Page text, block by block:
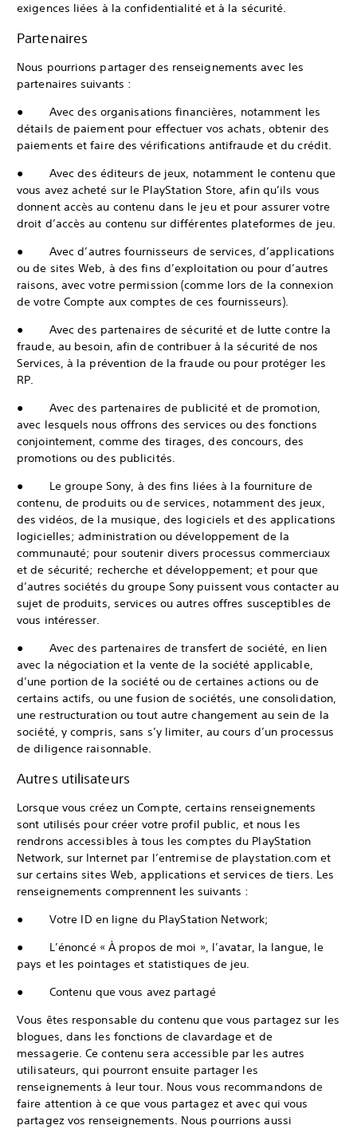
exigences liées à la confidentialité et à la sécurité.
Partenaires
Nous pourrions partager des renseignements avec les
partenaires suivants :
● Avec des organisations financières, notamment les
détails de paiement pour effectuer vos achats, obtenir des
paiements et faire des vérifications antifraude et du crédit.
● Avec des éditeurs de jeux, notamment le contenu que
vous avez acheté sur le PlayStation Store, afin qu’ils vous
donnent accès au contenu dans le jeu et pour assurer votre
droit d’accès au contenu sur différentes plateformes de jeu.
● Avec d’autres fournisseurs de services, d’applications
ou de sites Web, à des fins d’exploitation ou pour d’autres
raisons, avec votre permission (comme lors de la connexion
de votre Compte aux comptes de ces fournisseurs).
● Avec des partenaires de sécurité et de lutte contre la
fraude, au besoin, afin de contribuer à la sécurité de nos
Services, à la prévention de la fraude ou pour protéger les
RP.
● Avec des partenaires de publicité et de promotion,
avec lesquels nous offrons des services ou des fonctions
conjointement, comme des tirages, des concours, des
promotions ou des publicités.
● Le groupe Sony, à des fins liées à la fourniture de
contenu, de produits ou de services, notamment des jeux,
des vidéos, de la musique, des logiciels et des applications
logicielles; administration ou développement de la
communauté; pour soutenir divers processus commerciaux
et de sécurité; recherche et développement; et pour que
d’autres sociétés du groupe Sony puissent vous contacter au
sujet de produits, services ou autres offres susceptibles de
vous intéresser.
● Avec des partenaires de transfert de société, en lien
avec la négociation et la vente de la société applicable,
d’une portion de la société ou de certaines actions ou de
certains actifs, ou une fusion de sociétés, une consolidation,
une restructuration ou tout autre changement au sein de la
société, y compris, sans s’y limiter, au cours d’un processus
de diligence raisonnable.
Autres utilisateurs
Lorsque vous créez un Compte, certains renseignements
sont utilisés pour créer votre profil public, et nous les
rendrons accessibles à tous les comptes du PlayStation
Network, sur Internet par l’entremise de playstation.com et
sur certains sites Web, applications et services de tiers. Les
renseignements comprennent les suivants :
● Votre ID en ligne du PlayStation Network;
● L’énoncé « À propos de moi », l’avatar, la langue, le
pays et les pointages et statistiques de jeu.
● Contenu que vous avez partagé
Vous êtes responsable du contenu que vous partagez sur les
blogues, dans les fonctions de clavardage et de
messagerie. Ce contenu sera accessible par les autres
utilisateurs, qui pourront ensuite partager les
renseignements à leur tour. Nous vous recommandons de
faire attention à ce que vous partagez et avec qui vous
partagez vos renseignements. Nous pourrions aussi